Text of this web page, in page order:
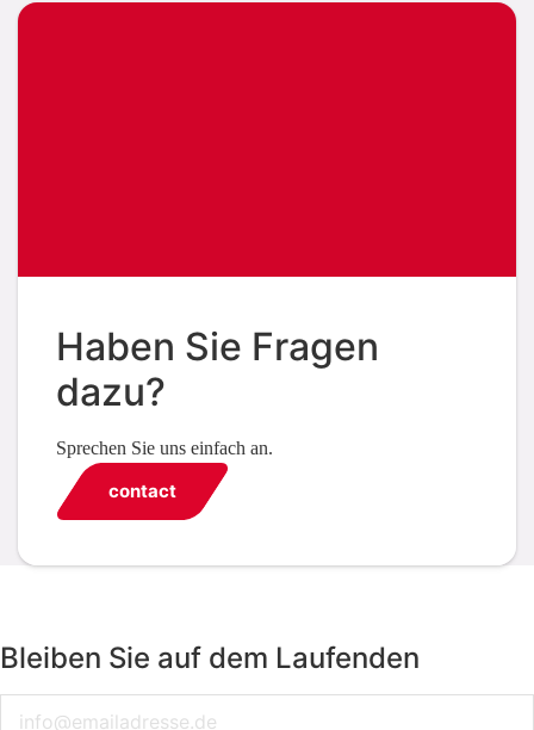
Haben Sie Fragen
dazu?
Sprechen Sie uns einfach an.
contact
Bleiben Sie auf dem Laufenden